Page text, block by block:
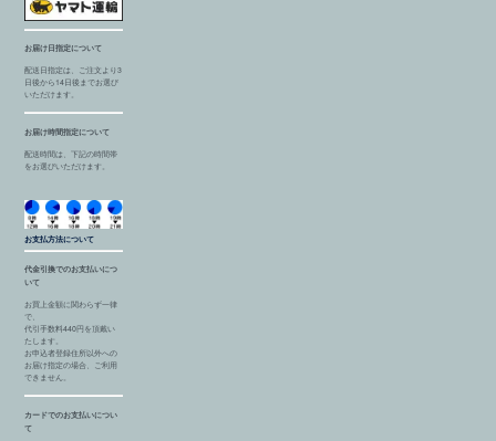
お届け日指定について
配送日指定は、ご注文より3
日後から14日後までお選び
いただけます。
お届け時間指定について
配送時間は、下記の時間帯
をお選びいただけます。
お支払方法について
代金引換でのお支払いにつ
いて
お買上金額に関わらず一律
で、
代引手数料440円を頂戴い
たします。
お申込者登録住所以外への
お届け指定の場合、ご利用
できません。
カードでのお支払いについ
て